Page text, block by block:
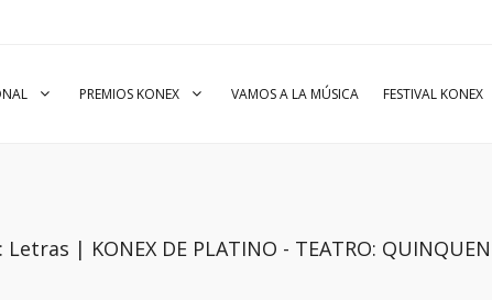
PREMIOS KONEX VAMOS A LA MÚSICA FESTIVAL KONEX
| KONEX DE PLATINO - TEATRO: